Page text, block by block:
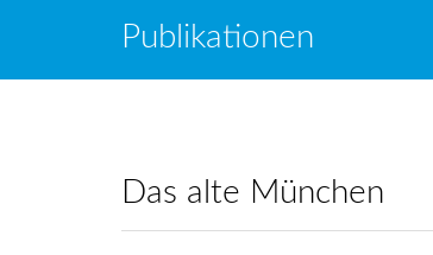
Publikationen
Das alte München